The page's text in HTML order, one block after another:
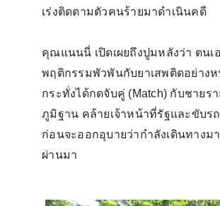
เร่งติดตามตัวคนร้ายมาดำเนินคดี
คุณแนนนี่ เปิดเผยถึงปูมหลังว่า ตน
พฤติกรรมพัวพันกับยาเสพติดอย่าง
กระทั่งได้กดจับคู่ (Match) กับชาย
ภูมิฐาน คล้ายเจ้าหน้าที่รัฐและขับร
ก่อนจะออกอุบายว่ากำลังเดินทาง
ผ่านมา